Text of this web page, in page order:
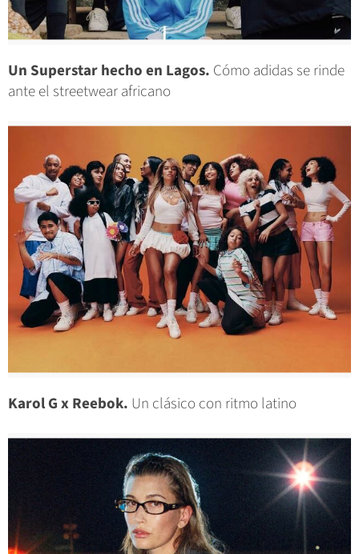
Un Superstar hecho en Lagos. Cómo adidas se rinde
ante el streetwear africano
Karol G x Reebok. Un clásico con ritmo latino